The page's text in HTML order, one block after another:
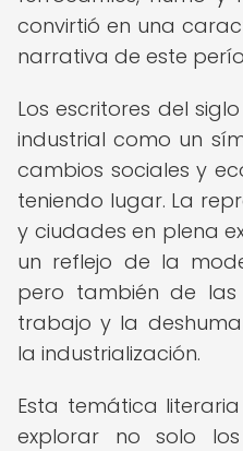
convirtió en una
narrativa de este
Los escritores del
industrial como un
cambios sociales y
teniendo lugar. La
y ciudades en plena
un reflejo de la
pero también de las
trabajo y la
la industrialización.
Esta temática
explorar no solo